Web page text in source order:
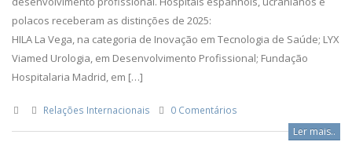
polacos receberam as distinções de 2025:
HILA La Vega, na categoria de Inovação em Tecnologia de Saúde; LYX
Viamed Urologia, em Desenvolvimento Profissional; Fundação
Hospitalaria Madrid, em […]
Relações Internacionais 0 Comentários
Ler mais..